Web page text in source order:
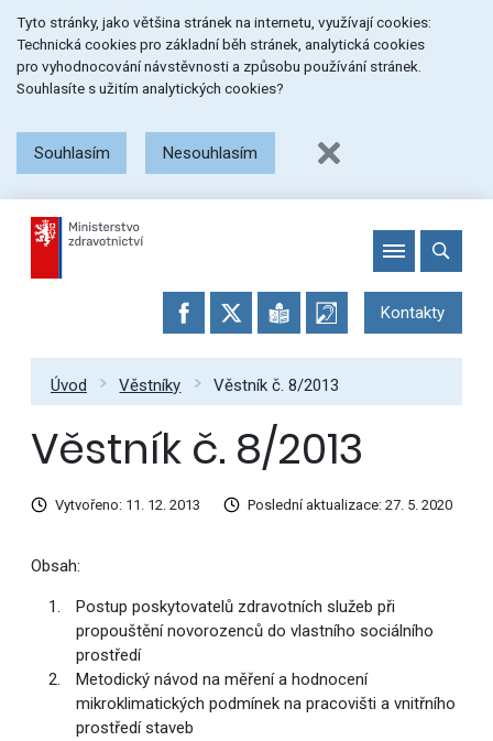
na
menu
na
obsah
na
patičku
stránky
Tyto stránky, jako většina stránek na internetu, využívají cookies:
Technická cookies pro základní běh stránek, analytická cookies
pro vyhodnocování návstěvnosti a způsobu používání stránek.
Souhlasíte s užitím analytických cookies?
Souhlasím Nesouhlasím
Kontakty
Úvod Věstníky Věstník č. 8/2013
Věstník č. 8/2013
Vytvořeno: 11. 12. 2013 Poslední aktualizace: 27. 5. 2020
Obsah:
Postup poskytovatelů zdravotních služeb při
propouštění novorozenců do vlastního sociálního
prostředí
Metodický návod na měření a hodnocení
mikroklimatických podmínek na pracovišti a vnitřního
prostředí staveb